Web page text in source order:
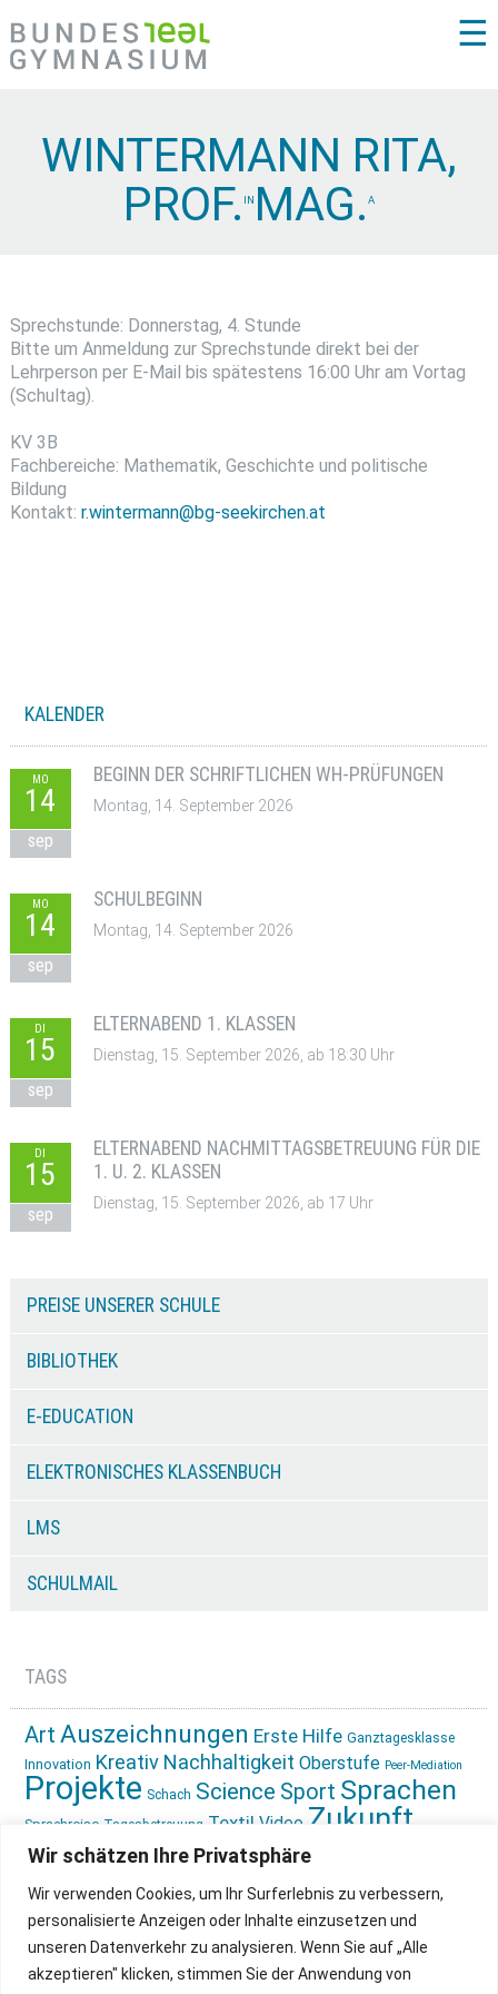
Wir schätzen Ihre Privatsphäre
Wir verwenden Cookies, um Ihr Surferlebnis zu verbessern,
personalisierte Anzeigen oder Inhalte einzusetzen und
unseren Datenverkehr zu analysieren. Wenn Sie auf „Alle
akzeptieren" klicken, stimmen Sie der Anwendung von
☰
WINTERMANN RITA,
PROF. IN MAG. A
Sprechstunde: Donnerstag, 4. Stunde
Bitte um Anmeldung zur Sprechstunde direkt bei der
Lehrperson per E-Mail bis spätestens 16:00 Uhr am Vortag
(Schultag).
KV 3B
Fachbereiche: Mathematik, Geschichte und politische
Bildung
Kontakt: r.wintermann@bg-seekirchen.at
KALENDER
MO
14
sep
BEGINN DER SCHRIFTLICHEN WH-PRÜFUNGEN
Montag, 14. September 2026
MO
14
sep
SCHULBEGINN
Montag, 14. September 2026
DI
15
sep
ELTERNABEND 1. KLASSEN
Dienstag, 15. September 2026, ab 18:30 Uhr
DI
15
sep
ELTERNABEND NACHMITTAGSBETREUUNG FÜR DIE
1. U. 2. KLASSEN
Dienstag, 15. September 2026, ab 17 Uhr
PREISE UNSERER SCHULE
BIBLIOTHEK
E-EDUCATION
ELEKTRONISCHES KLASSENBUCH
LMS
SCHULMAIL
TAGS
Art Auszeichnungen Erste Hilfe Ganztagesklasse
Innovation Kreativ Nachhaltigkeit Oberstufe Peer-Mediation
Projekte Schach Science Sport Sprachen
Sprachreise Tagesbetreuung Textil Video Zukunft
gestalten Ökologie